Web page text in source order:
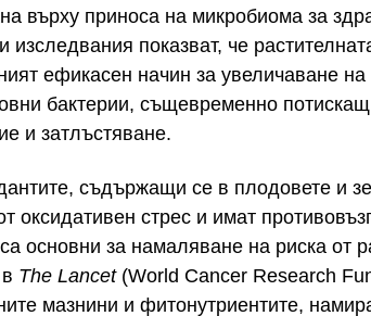
върху приноса на микробиома за
изследвания показват, че
ефикасен начин за увеличаване на
бактерии, същевременно
и затлъстяване.
съдържащи се в плодовете и
оксидативен стрес и имат
основни за намаляване на риска от
The Lancet (World Cancer Research
мазнини и фитонутриентите,